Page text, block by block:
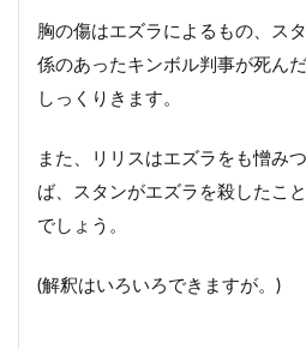
胸の傷はエズラによるもの、ス
係のあったキンボル判事が死ん
しっくりきます。
また、リリスはエズラをも憎み
ば、スタンがエズラを殺したこ
でしょう。
(解釈はいろいろできますが。)